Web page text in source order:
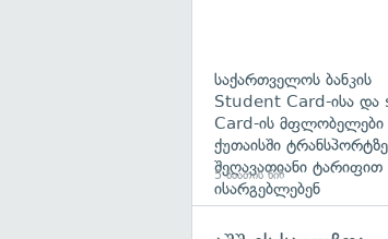
საქართველოს ბანკის
Student Card-ისა და
Card-ის მფლობელები
ქუთაისში ტრანსპორტზე
შეღავათიანი ტარიფით
ისარგებლებენ
5 საათის წინ